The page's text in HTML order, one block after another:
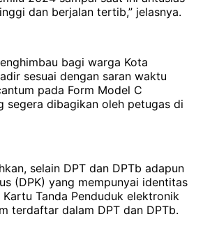
dan berjalan tertib,” jelasnya.
bagi warga Kota
sesuai dengan saran waktu
pada Form Model C
segera dibagikan oleh petugas di
selain DPT dan DPTb adapun
(DPK) yang mempunyai identitas
Tanda Penduduk elektronik
terdaftar dalam DPT dan DPTb.